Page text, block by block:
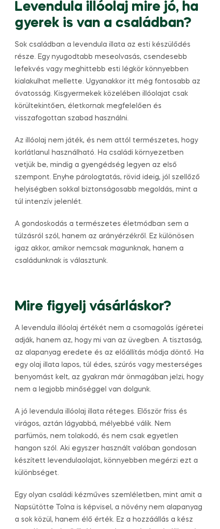
Levendula illóolaj mire jó, ha
gyerek is van a családban?
Sok családban a levendula illata az esti készülődés
része. Egy nyugodtabb meseolvasás, csendesebb
lefekvés vagy meghittebb esti légkör könnyebben
kialakulhat mellette. Ugyanakkor itt még fontosabb az
óvatosság. Kisgyermekek közelében illóolajat csak
körültekintően, életkornak megfelelően és
visszafogottan szabad használni.
Az illóolaj nem játék, és nem attól természetes, hogy
korlátlanul használható. Ha családi környezetben
vetjük be, mindig a gyengédség legyen az első
szempont. Enyhe párologtatás, rövid ideig, jól szellőző
helyiségben sokkal biztonságosabb megoldás, mint a
túl intenzív jelenlét.
A gondoskodás a természetes életmódban sem a
túlzásról szól, hanem az arányérzékről. Ez különösen
igaz akkor, amikor nemcsak magunknak, hanem a
családunknak is választunk.
Mire figyelj vásárláskor?
A levendula illóolaj értékét nem a csomagolás ígéretei
adják, hanem az, hogy mi van az üvegben. A tisztaság,
az alapanyag eredete és az előállítás módja döntő. Ha
egy olaj illata lapos, túl édes, szúrós vagy mesterséges
benyomást kelt, az gyakran már önmagában jelzi, hogy
nem a legjobb minőséggel van dolgunk.
A jó levendula illóolaj illata réteges. Először friss és
virágos, aztán lágyabbá, mélyebbé válik. Nem
parfümös, nem tolakodó, és nem csak egyetlen
hangon szól. Aki egyszer használt valóban gondosan
készített levendulaolajat, könnyebben megérzi ezt a
különbséget.
Egy olyan családi kézműves szemléletben, mint amit a
Napsütötte Tolna is képvisel, a növény nem alapanyag
a sok közül, hanem élő érték. Ez a hozzáállás a kész